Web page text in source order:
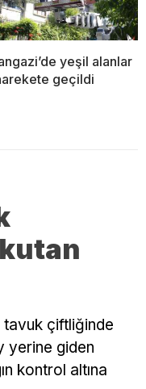
yeşil alanlar
geçildi
tavuk çiftliğinde
yerine giden
kontrol altına